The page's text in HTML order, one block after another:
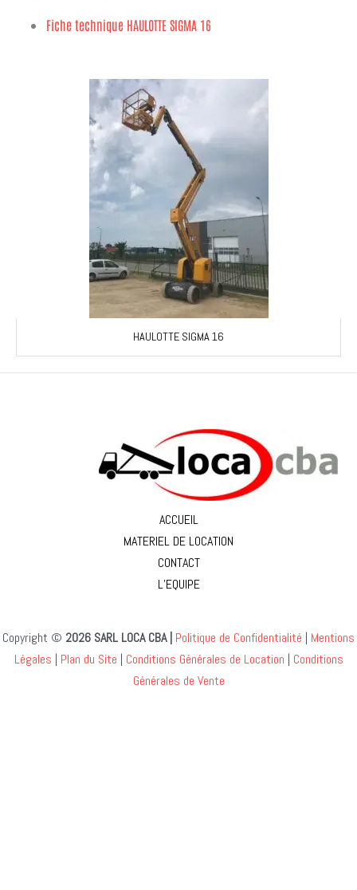
Fiche technique HAULOTTE SIGMA 16
HAULOTTE SIGMA 16
ACCUEIL
MATERIEL DE LOCATION
CONTACT
L’EQUIPE
Copyright © 2026 SARL LOCA CBA | Politique de Confidentialité | Mentions
Légales | Plan du Site | Conditions Générales de Location | Conditions
Générales de Vente